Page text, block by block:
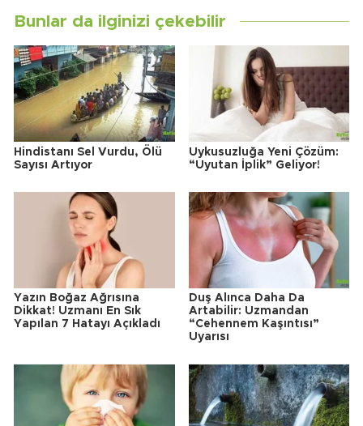
Bunlar da ilginizi çekebilir
Hindistanı Sel Vurdu, Ölü
Sayısı Artıyor
Uykusuzluğa Yeni Çözüm:
“Uyutan İplik” Geliyor!
Yazın Boğaz Ağrısına
Dikkat! Uzmanı En Sık
Yapılan 7 Hatayı Açıkladı
Duş Alınca Daha Da
Artabilir: Uzmandan
“Cehennem Kaşıntısı”
Uyarısı